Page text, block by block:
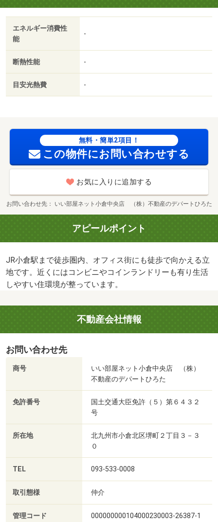
エネルギー消費性
能
-
断熱性能 -
目安光熱費 -
無料・簡単2項目！
この物件にお問い合わせする
お気に入りに追加する
お問い合わせ先 いい部屋ネット小倉中央店 （株）不動産のデパートひろた
アピールポイント
JR小倉駅まで徒歩圏内、オフィス街にも徒歩で向かえる立
地です。近くにはコンビニやコインランドリーも有り生活
しやすい住環境が整っています。
不動産会社情報
お問い合わせ先
商号
いい部屋ネット小倉中央店 （株）
不動産のデパートひろた
免許番号
国土交通大臣免許（５）第６４３２
号
所在地
北九州市小倉北区堺町２丁目３－３
０
TEL 093-533-0008
取引態様 仲介
管理コード
000000000104000230003-26387-1